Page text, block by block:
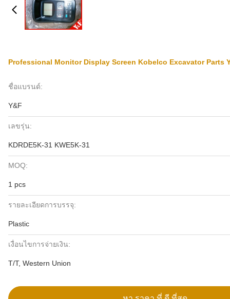
Professional Monitor Display Screen Kobelco Excavator Parts
ชื่อแบรนด์:
Y&F
เลขรุ่น:
KDRDE5K-31 KWE5K-31
MOQ:
1 pcs
รายละเอียดการบรรจุ:
Plastic
เงื่อนไขการจ่ายเงิน:
T/T, Western Union